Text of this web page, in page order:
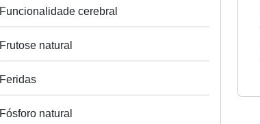
Funcionalidade cerebral
Frutose natural
Feridas
Fósforo natural